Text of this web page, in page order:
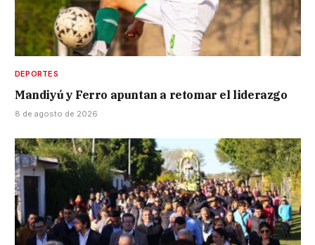
DEPORTES
Mandiyú y Ferro apuntan a retomar el liderazgo
8 de agosto de 2026